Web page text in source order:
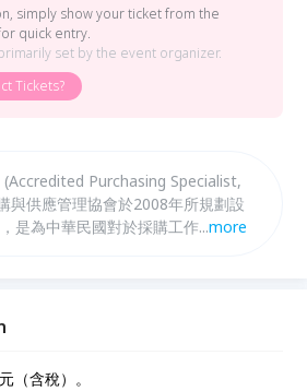
simply show your ticket from the
quick entry.
set by the event organizer.
Tickets?
(Accredited Purchasing Specialist,
與供應管理協會於2008年所規劃設
是為中華民國對於採購工作的第一
，協會開發出以下的配套課程方
...more
（含稅）。